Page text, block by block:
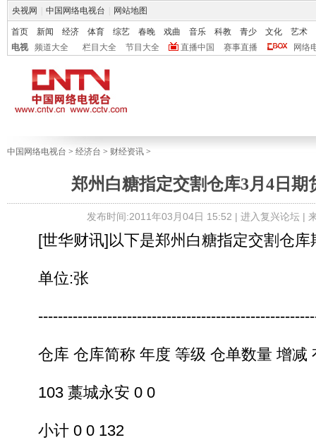
央视网 中国网络电视台 网站地图
首页 新闻 经济 体育 综艺 春晚 戏曲 音乐 科教 青少 文化
艺术
电视
频道大全 栏目大全 节目大全 直播中国 赛事直播 网络
中国网络电视台 > 经济台 > 财经资讯 >
郑州白糖指定交割仓库3月4日期
发布时间:2011年03月04日 15:52 | 进入复兴论坛|
[世华财讯]以下是郑州白糖指定交割仓库
单位:张
仓库 仓库简称 年度 等级 仓单数量 增减
103 藁城永安 0 0
小计 0 0 132